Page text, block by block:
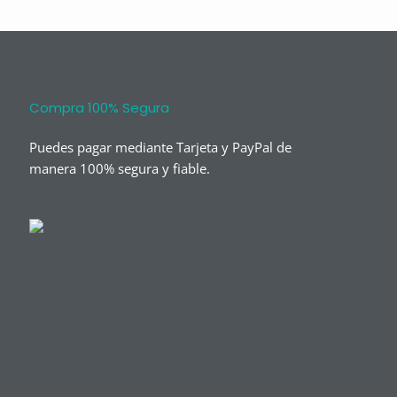
Compra 100% Segura
Puedes pagar mediante Tarjeta y PayPal de
manera 100% segura y fiable.